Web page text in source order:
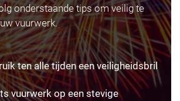
onderstaande tips om veilig te
vuurwerk.
ten alle tijden een veiligheidsbril
vuurwerk op een stevige